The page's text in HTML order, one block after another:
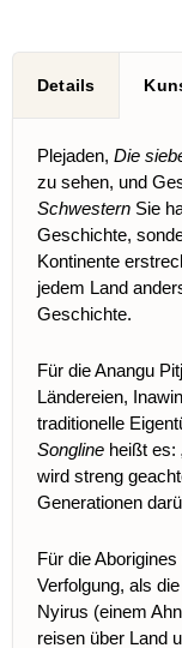
Details
Plejaden, Die
zu sehen, und
Schwestern Sie
Geschichte,
Kontinente
jedem Land
Geschichte.
Für die Anangu
Ländereien,
traditionelle
Songline heißt es:
wird streng
Generationen
Für die
Verfolgung, als
Nyirus (einem
reisen über Land